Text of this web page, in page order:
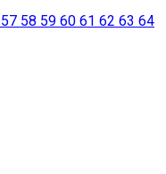
57 58 59 60 61 62 63 64